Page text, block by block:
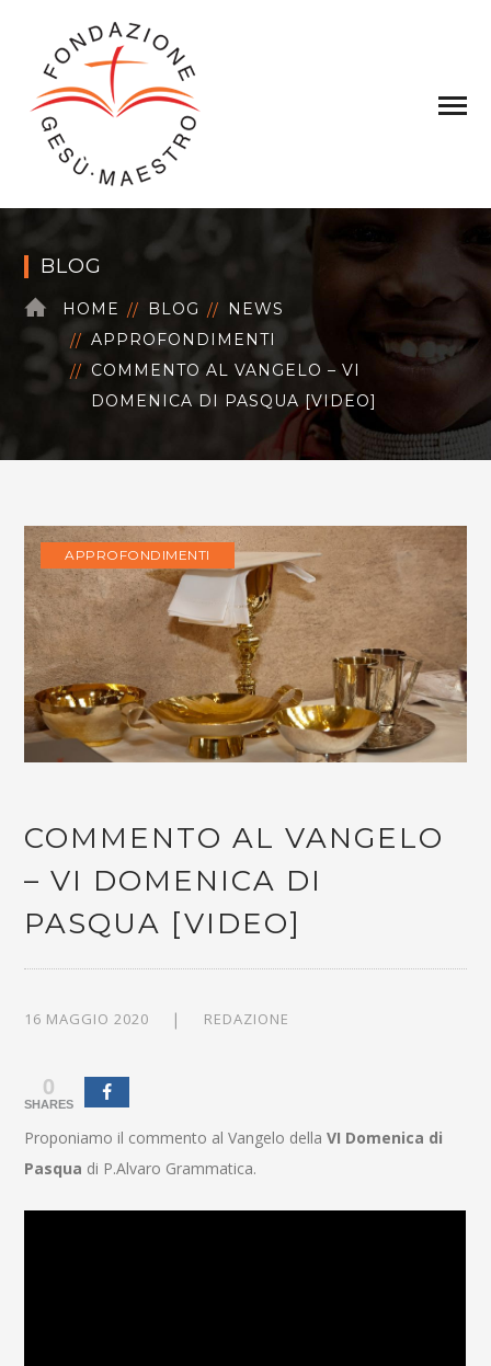
BLOG
HOME BLOG
NEWS
APPROFONDIMENTI
COMMENTO AL VANGELO – VI
DOMENICA DI PASQUA [VIDEO]
APPROFONDIMENTI
COMMENTO AL VANGELO
– VI DOMENICA DI
PASQUA [VIDEO]
16 MAGGIO 2020 REDAZIONE
0
SHARES
Proponiamo il commento al Vangelo dellaVI Domenica di
Pasqua di P.Alvaro Grammatica.